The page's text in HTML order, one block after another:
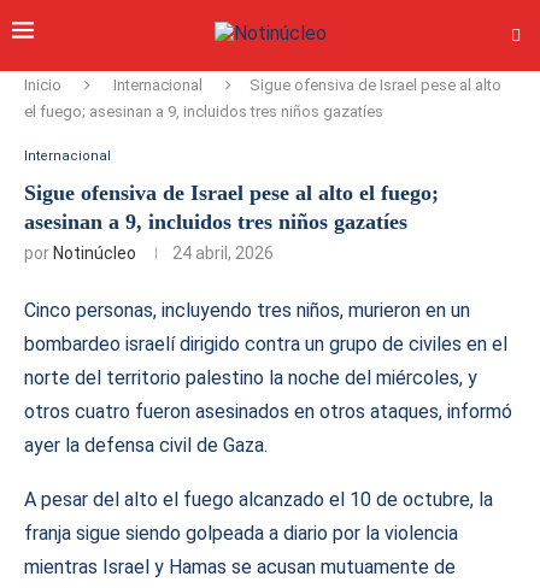
Inicio Internacional
Sigue ofensiva de Israel pese al alto
el fuego; asesinan a 9, incluidos tres niños gazatíes
Internacional
Sigue ofensiva de Israel pese al alto el fuego;
asesinan a 9, incluidos tres niños gazatíes
por Notinúcleo 24 abril, 2026
Cinco personas, incluyendo tres niños, murieron en un
bombardeo israelí dirigido contra un grupo de civiles en el
norte del territorio palestino la noche del miércoles, y
otros cuatro fueron asesinados en otros ataques, informó
ayer la defensa civil de Gaza.
A pesar del alto el fuego alcanzado el 10 de octubre, la
franja sigue siendo golpeada a diario por la violencia
mientras Israel y Hamas se acusan mutuamente de